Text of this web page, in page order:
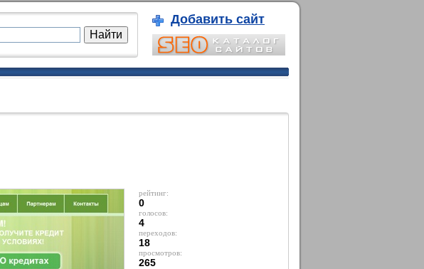
Добавить сайт
рейтинг:
0
голосов:
4
переходов:
18
просмотров:
265